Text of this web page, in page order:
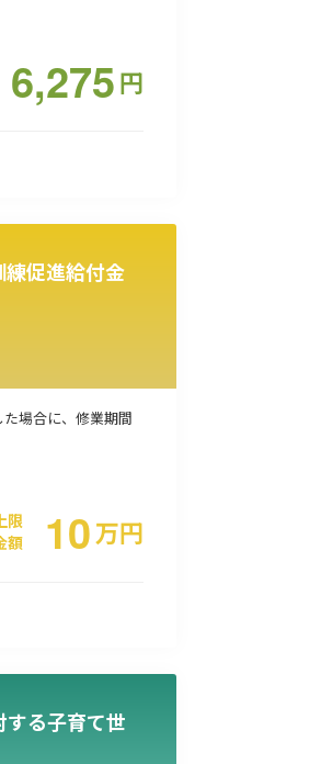
6,275円
促進給付金
場合に、修業期間
限
額
10万円
る子育て世